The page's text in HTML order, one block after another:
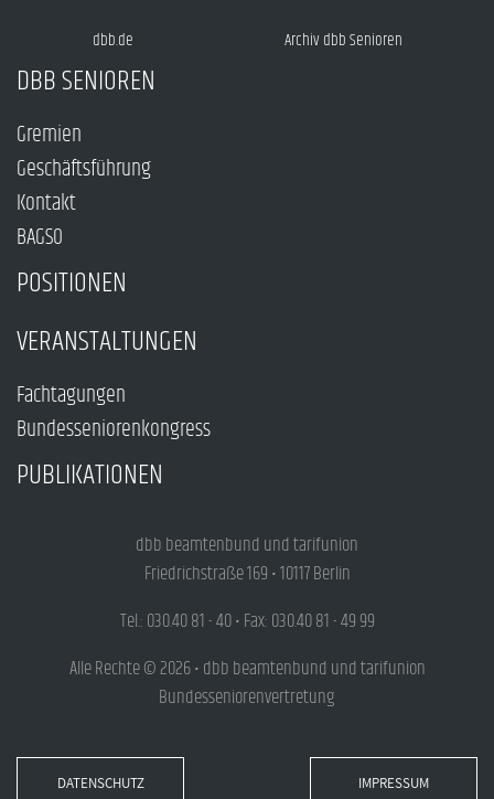
dbb.de Archiv dbb Senioren
DBB SENIOREN
Gremien
Geschäftsführung
Kontakt
BAGSO
POSITIONEN
VERANSTALTUNGEN
Fachtagungen
Bundesseniorenkongress
PUBLIKATIONEN
dbb beamtenbund und tarifunion
Friedrichstraße 169 • 10117 Berlin
Tel.: 030.40 81 - 40 • Fax: 030.40 81 - 49 99
Alle Rechte © 2026 • dbb beamtenbund und tarifunion
Bundesseniorenvertretung
DATENSCHUTZ IMPRESSUM